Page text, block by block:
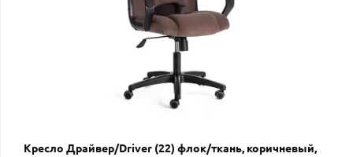
Кресло Драйвер/Driver (22) флок/ткань, коричневый,